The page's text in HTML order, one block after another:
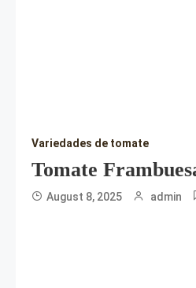
Variedades de tomate
Tomate
August 8, 2025 admin